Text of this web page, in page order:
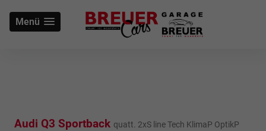
Menü
Audi Q3 Sportback quatt. 2xS line Tech KlimaP OptikP